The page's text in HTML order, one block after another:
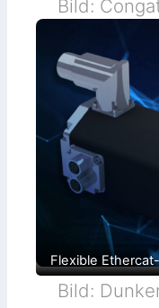
Bild:
Flexible
Bild: